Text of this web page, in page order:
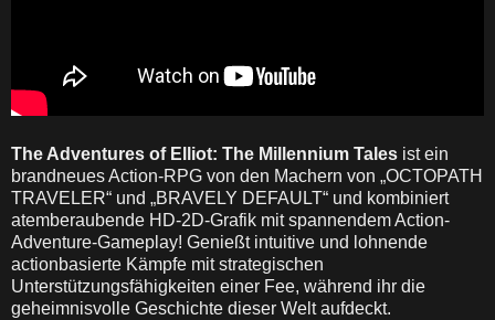
The Adventures of Elliot: The Millennium Tales ist ein
brandneues Action-RPG von den Machern von „OCTOPATH
TRAVELER“ und „BRAVELY DEFAULT“ und kombiniert
atemberaubende HD-2D-Grafik mit spannendem Action-
Adventure-Gameplay! Genießt intuitive und lohnende
actionbasierte Kämpfe mit strategischen
Unterstützungsfähigkeiten einer Fee, während ihr die
geheimnisvolle Geschichte dieser Welt aufdeckt.